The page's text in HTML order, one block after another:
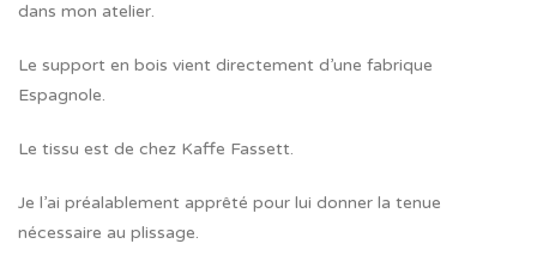
dans mon atelier.
Le support en bois vient directement d’une fabrique
Espagnole.
Le tissu est de chez Kaffe Fassett.
Je l’ai préalablement apprêté pour lui donner la tenue
nécessaire au plissage.